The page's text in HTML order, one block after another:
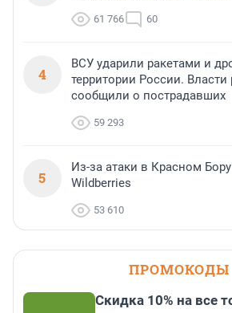
61 766 60
4
ВСУ ударили ракетами и
территории России. Власти
сообщили о пострадавших
59 293
5
Из-за атаки в Красном
Wildberries
53 610
ПРОМОКОДЫ
Скидка 10% на все